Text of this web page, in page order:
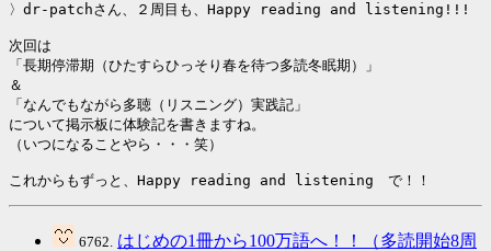
〉dr-patchさん、２周目も、Happy reading and listening!!!
次回は
「長期停滞期（ひたすらひっそり春を待つ多読冬眠期）」
＆
「なんでもながら多聴（リスニング）実践記」
について掲示板に体験記を書きますね。
（いつになることやら・・・笑）
これからもずっと、Happy reading and listening　で！！
6762. はじめの1冊から100万語へ！！（多読開始8周